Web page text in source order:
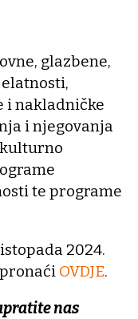
glazbene,
i nakladničke
i njegovanja
te programe
2024.
OVDJE.
nas